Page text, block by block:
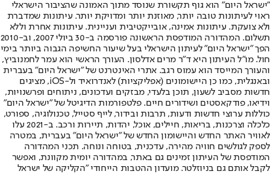
"ישראל היום" הוא גוף תקשורת שנוסד מתוך האמונה שהציבור הישראלי
ראוי לעיתונות טובה יותר, מאוזנת יותר ומדויקת יותר. עיתונות שמדברת
ולא צועקת. עיתונות אמינה, אובייקטיבית ועניינית. עיתונות אחרת וללא
תשלום. המהדורה המודפסת הראשונה פורסמה ב-30 ביולי 2007, וב-2010
הפך "ישראל היום" לעיתון הישראלי בעל שיעור החשיפה הגבוה ביותר בימי
חול. מו"ל העיתון היא ד"ר מרים אדלסון. העורך הראשי הוא עמר לחמנוביץ,
והעורך המייסד הוא עמוס רגב. אתרי האינטרנט של "ישראל היום" בעברית
ובאנגלית, כמו כן היישומונים (אפליקציות) לאנדרואיד ול-iOS, מציגים
חדשות מסביב לשעון, תוכן בלעדי, מבזקים ועדכונים, ניתוחים ופרשנויות,
וידיאו, פודקאסטים ושידורים חיים. פלטפורמות הדיגיטל של "ישראל היום"
כוללות ערוצי חדשות ודעות, תרבות ובידור, לייף סטייל, טכנולוגיה, ספורט,
כלכלה וצרכנות, בריאות, חיילים, אוכל, יהדות, תיירות ורכב. ב-2021 עלו
לאוויר האתר החדש והיישומון החדש של "ישראל היום" בעברית, במטרה
לספק לגולשים חוויה מהירה, עדכנית, בטוחה ונוחה. תכני המהדורה
המודפסת של העיתון זמינים גם באתר, במהדורה יומית מקוונת, ואפשר
לקבל אותם גם בניוזלטר. מועדון ההטבות הייחודי "הקליקה של ישראל